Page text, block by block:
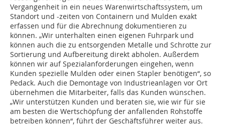
Vergangenheit in ein neues Warenwirtschaftssystem, um
Standort und -zeiten von Containern und Mulden exakt
erfassen und für die Abrechnung dokumentieren zu
können. „Wir unterhalten einen eigenen Fuhrpark und
können auch die zu entsorgenden Metalle und Schrotte zur
Sortierung und Aufbereitung direkt abholen. Außerdem
können wir auf Spezialanforderungen eingehen, wenn
Kunden spezielle Mulden oder einen Stapler benötigen“, so
Pedack. Auch die Demontage von Industrieanlagen vor Ort
übernehmen die Mitarbeiter, falls das Kunden wünschen.
„Wir unterstützen Kunden und beraten sie, wie wir für sie
am besten die Wertschöpfung der anfallenden Rohstoffe
betreiben können“, führt der Geschäftsführer weiter aus.